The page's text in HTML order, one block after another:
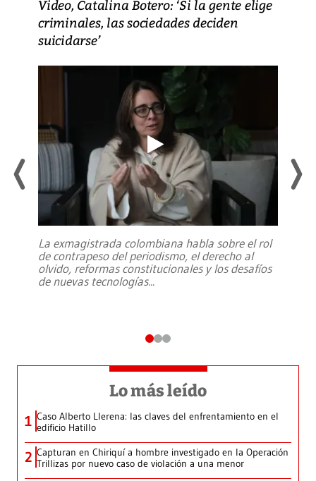
Video, Catalina Botero: ‘Si la gente elige
criminales, las sociedades deciden
suicidarse’
La exmagistrada colombiana habla sobre el rol
de contrapeso del periodismo, el derecho al
olvido, reformas constitucionales y los desafíos
de nuevas tecnologías...
Lo más leído
1 Caso Alberto Llerena: las claves del enfrentamiento en el
edificio Hatillo
2 Capturan en Chiriquí a hombre investigado en la Operación
Trillizas por nuevo caso de violación a una menor